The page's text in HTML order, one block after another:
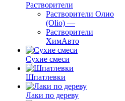
Растворители
Растворители Олио
(Olio) —
Растворители
ХимАвто
Сухие смеси
Шпатлевки
Лаки по дереву